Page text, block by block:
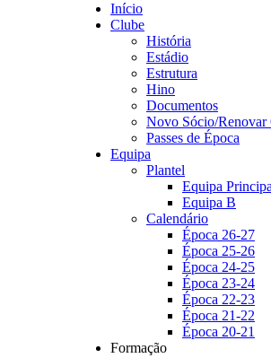
Início
Clube
História
Estádio
Estrutura
Hino
Documentos
Novo Sócio/Renovar
Passes de Época
Equipa
Plantel
Equipa
Equipa B
Calendário
Época 26-27
Época 25-26
Época 24-25
Época 23-24
Época 22-23
Época 21-22
Época 20-21
Formação